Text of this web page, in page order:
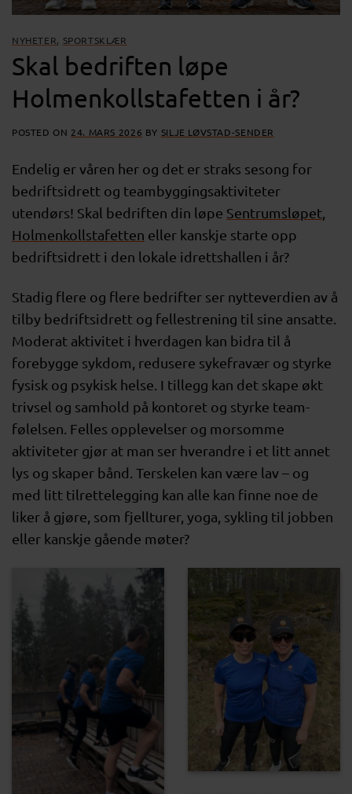
NYHETER, SPORTSKLÆR
Skal bedriften løpe
Holmenkollstafetten i år?
POSTED ON 24. MARS 2026 BY SILJE LØVSTAD-SENDER
Endelig er våren her og det er straks sesong for
bedriftsidrett og teambyggingsaktiviteter
utendørs! Skal bedriften din løpe Sentrumsløpet,
Holmenkollstafetten eller kanskje starte opp
bedriftsidrett i den lokale idrettshallen i år?
Stadig flere og flere bedrifter ser nytteverdien av å
tilby bedriftsidrett og fellestrening til sine ansatte.
Moderat aktivitet i hverdagen kan bidra til å
forebygge sykdom, redusere sykefravær og styrke
fysisk og psykisk helse. I tillegg kan det skape økt
trivsel og samhold på kontoret og styrke team-
følelsen. Felles opplevelser og morsomme
aktiviteter gjør at man ser hverandre i et litt annet
lys og skaper bånd. Terskelen kan være lav – og
med litt tilrettelegging kan alle kan finne noe de
liker å gjøre, som fjellturer, yoga, sykling til jobben
eller kanskje gående møter?